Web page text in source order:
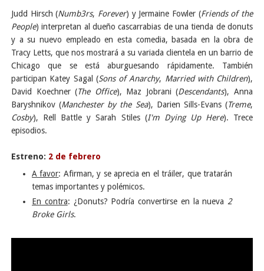
Judd Hirsch (Numb3rs, Forever) y Jermaine Fowler (Friends of the
People) interpretan al dueño cascarrabias de una tienda de donuts
y a su nuevo empleado en esta comedia, basada en la obra de
Tracy Letts, que nos mostrará a su variada clientela en un barrio de
Chicago que se está aburguesando rápidamente. También
participan Katey Sagal (Sons of Anarchy, Married with Children),
David Koechner (The Office), Maz Jobrani (Descendants), Anna
Baryshnikov (Manchester by the Sea), Darien Sills-Evans (Treme,
Cosby), Rell Battle y Sarah Stiles (I'm Dying Up Here). Trece
episodios.
Estreno: 2 de febrero
A favor: Afirman, y se aprecia en el tráiler, que tratarán
temas importantes y polémicos.
En contra: ¿Donuts? Podría convertirse en la nueva 2
Broke Girls.